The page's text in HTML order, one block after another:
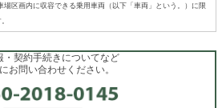
場区画内に収容できる乗用車両（以下「車両」という。）に限
・契約手続きについてなど
お問い合わせください。